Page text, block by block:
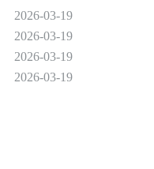
2026-03-19
2026-03-19
2026-03-19
2026-03-19